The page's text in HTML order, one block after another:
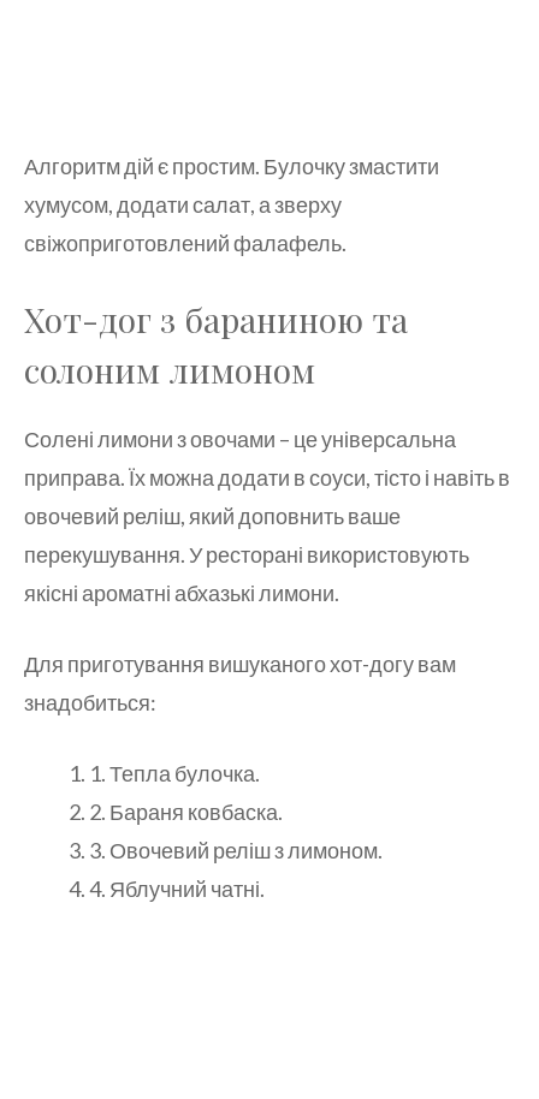
Алгоритм дій є простим. Булочку змастити
хумусом, додати салат, а зверху
свіжоприготовлений фалафель.
Хот-дог з бараниною та
солоним лимоном
Солені лимони з овочами – це універсальна
приправа. Їх можна додати в соуси, тісто і навіть в
овочевий реліш, який доповнить ваше
перекушування. У ресторані використовують
якісні ароматні абхазькі лимони.
Для приготування вишуканого хот-догу вам
знадобиться:
1. Тепла булочка.
2. Бараня ковбаска.
3. Овочевий реліш з лимоном.
4. Яблучний чатні.